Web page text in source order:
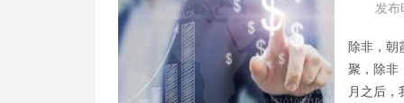
校副校
发布
除非，朝
聚，除非
月之后，